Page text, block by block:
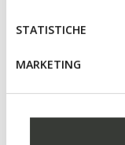
STATISTICHE
MARKETING
SANDAL MACCHIA